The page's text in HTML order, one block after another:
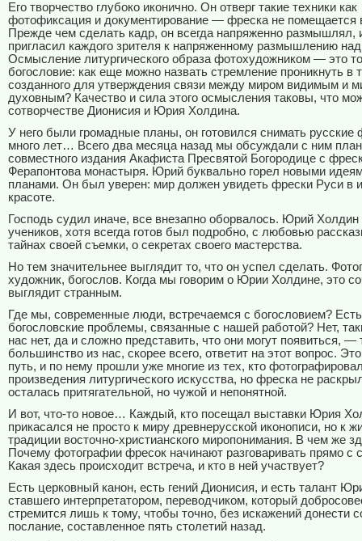
Его творчество глубоко иконично. Он отверг такие техники как
фотофиксация и документирование — фреска не помещается
Прежде чем сделать кадр, он всегда напряженно
пригласил каждого зрителя к напряженному размышлению
Осмысление литургического образа фотохудожником — это
богословие: как еще можно назвать стремление проникнуть в
созданного для утверждения связи между миром видимым и
духовным? Качество и сила этого осмысления таковы, что
сотворчестве Дионисия и Юрия Холдина.
У него были громадные планы, он готовился снимать русские
много лет… Всего два месяца назад мы обсуждали с ним
совместного издания Акафиста Пресвятой Богородице с
Ферапонтова монастыря. Юрий буквально горел новыми
планами. Он был уверен: мир должен увидеть фрески Руси в
красоте.
Господь судил иначе, все внезапно оборвалось. Юрий Холдин
учеников, хотя всегда готов был подробно, с любовью
тайнах своей съемки, о секретах своего мастерства.
Но тем значительнее выглядит то, что он успел сделать.
художник, богослов. Когда мы говорим о Юрии Холдине, это
выглядит странным.
Где мы, современные люди, встречаемся с богословием?
богословские проблемы, связанные с нашей работой? Нет,
нас нет, да и сложно представить, что они могут появиться, —
большинство из нас, скорее всего, ответит на этот вопрос.
путь, и по нему прошли уже многие из тех, кто
произведения литургического искусства, но фреска не
осталась притягательной, но чужой и непонятной.
И вот, что-то новое… Каждый, кто посещал выставки Юрия
прикасался не просто к миру древнерусской иконописи, но к
традиции восточно-христианского миропонимания. В чем же
Почему фотографии фресок начинают разговаривать прямо с
Какая здесь происходит встреча, и кто в ней участвует?
Есть церковный канон, есть гений Дионисия, и есть талант
ставшего интерпретатором, переводчиком, который
стремится лишь к тому, чтобы точно, без искажений донести
послание, составленное пять столетий назад.